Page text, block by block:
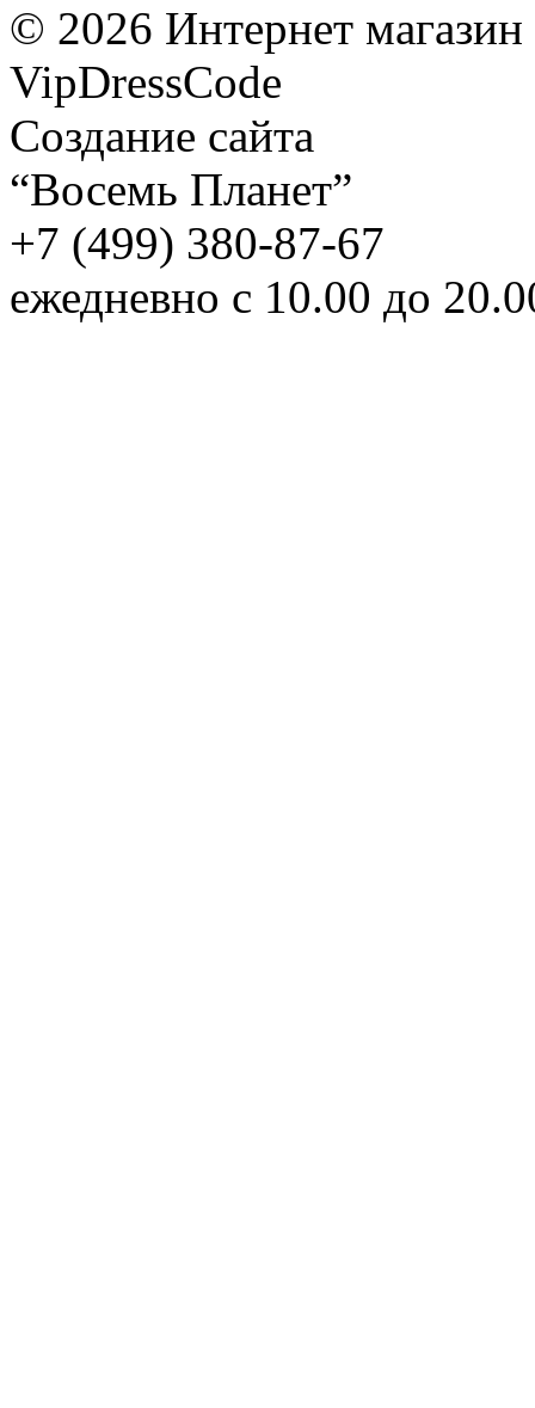
© 2026 Интернет магазин
VipDressCode
Создание сайта
“Восемь Планет”
+7 (499) 380-87-67
ежедневно с 10.00 до